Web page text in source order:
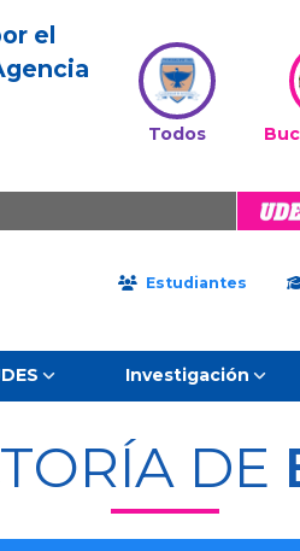
el
Todos
Estudiantes
Investigación
DE